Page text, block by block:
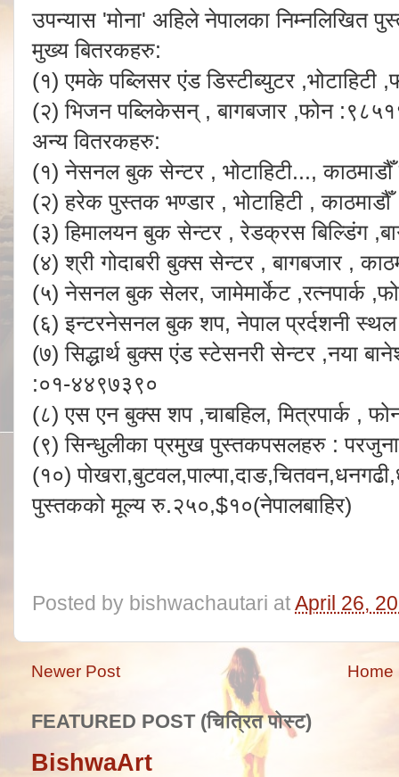
उपन्यास 'मोना' अहिले नेपालका निम्नलिखित
मुख्य बितरकहरु:
(१) एमके पब्लिसर एंड डिस्टीब्युटर
(२) भिजन पब्लिकेसन् , बागबजार ,फोन
अन्य वितरकहरु:
(१) नेसनल बुक सेन्टर , भोटाहिटी...,
(२) हरेक पुस्तक भण्डार , भोटाहिटी ,
(३) हिमालयन बुक सेन्टर , रेडक्रस बिल्डिंग
(४) श्री गोदाबरी बुक्स सेन्टर , बागबजार ,
(५) नेसनल बुक सेलर, जामेमार्केट ,रत्नपार्क
(६) इन्टरनेसनल बुक शप, नेपाल प्रर्दशनी
(७) सिद्धार्थ बुक्स एंड स्टेसनरी सेन्टर ,नया
:०१-४४९७३९०
(८) एस एन बुक्स शप ,चाबहिल, मित्रपार्क ,
(९) सिन्धुलीका प्रमुख पुस्तकपसलहरु : परजुना,
(१०)
पुस्तकको मूल्य रु.२५०,$१०(नेपालबाहिर)
Posted by bishwachautari atApril 26,
Newer Post Home
FEATURED POST (चित्रित पोस्ट)
BishwaArt